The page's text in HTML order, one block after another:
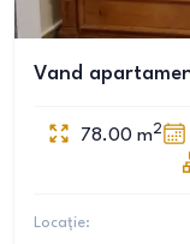
Vand
78.00 m2
Locație: